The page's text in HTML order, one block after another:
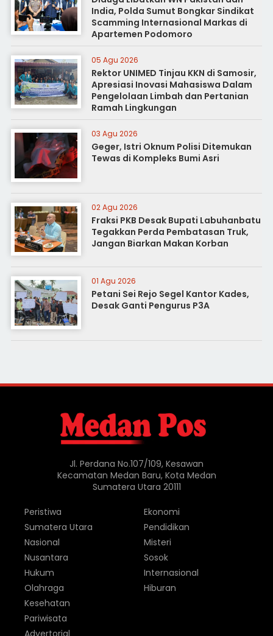
India, Polda Sumut Bongkar Sindikat
Scamming Internasional Markas di
Apartemen Podomoro
05 Agu 2026
Rektor UNIMED Tinjau KKN di Samosir,
Apresiasi Inovasi Mahasiswa Dalam
Pengelolaan Limbah dan Pertanian
Ramah Lingkungan
03 Agu 2026
Geger, Istri Oknum Polisi Ditemukan
Tewas di Kompleks Bumi Asri
02 Agu 2026
Fraksi PKB Desak Bupati Labuhanbatu
Tegakkan Perda Pembatasan Truk,
Jangan Biarkan Makan Korban
01 Agu 2026
Petani Sei Rejo Segel Kantor Kades,
Desak Ganti Pengurus P3A
Jl. Perdana No.107/109, Kesawan
Kecamatan Medan Baru, Kota Medan
Sumatera Utara 20111
Peristiwa
Sumatera Utara
Nasional
Nusantara
Hukum
Olahraga
Ekonomi
Pendidikan
Misteri
Sosok
Internasional
Hiburan
Kesehatan
Pariwisata
Advertorial